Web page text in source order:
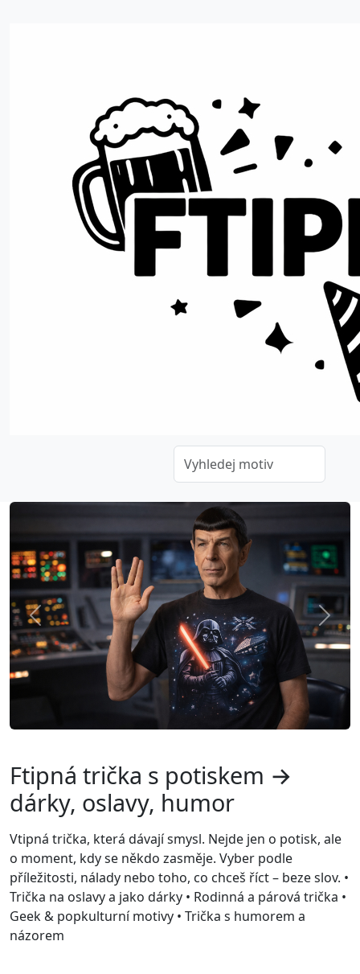
Previous Next
Ftipná trička s potiskem →
dárky, oslavy, humor
Vtipná trička, která dávají smysl. Nejde jen o potisk, ale
o moment, kdy se někdo zasměje. Vyber podle
příležitosti, nálady nebo toho, co chceš říct – beze slov. •
Trička na oslavy a jako dárky • Rodinná a párová trička •
Geek & popkulturní motivy • Trička s humorem a
názorem